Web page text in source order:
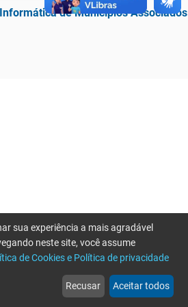
de Municípios Associados
web
Notícias
more_horiz
Mais
sua experiência a mais agradável
neste site, você assume
de Cookies e Política de privacidade
Recusar Aceitar todos
por favor tente novamente